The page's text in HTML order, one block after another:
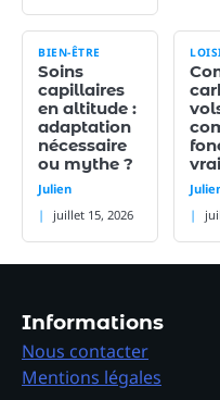
BIEN-ÊTRE
Soins
capillaires
en altitude :
adaptation
nécessaire
ou mythe ?
Julien
juillet 15, 2026
Informations
Nous contacter
Mentions légales